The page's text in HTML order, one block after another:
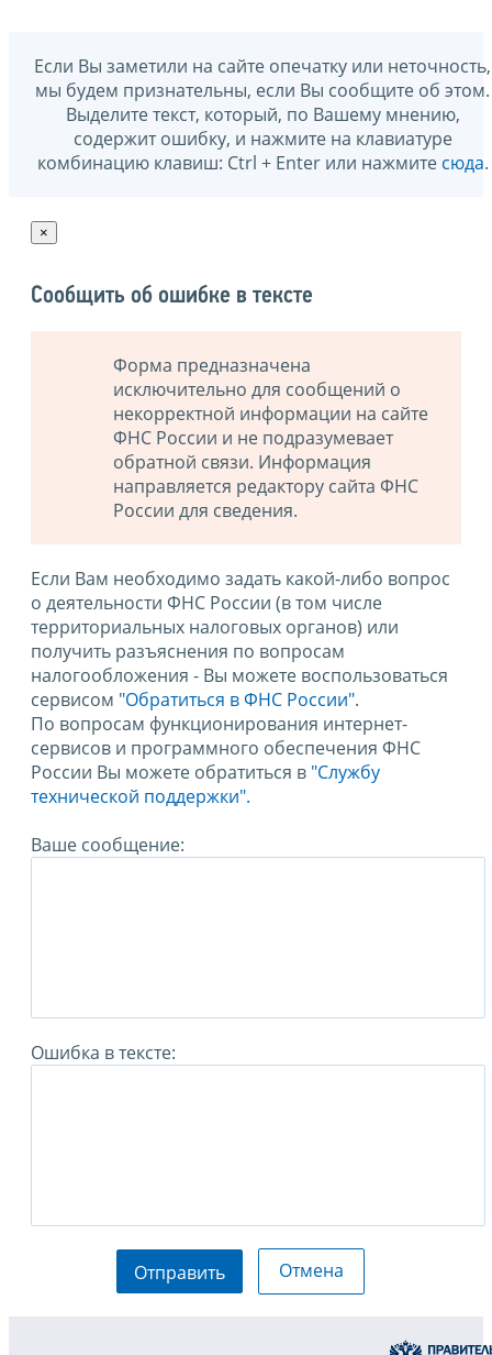
Если Вы заметили на сайте опечатку или неточность,
мы будем признательны, если Вы сообщите об этом.
Выделите текст, который, по Вашему мнению,
содержит ошибку, и нажмите на клавиатуре
комбинацию клавиш: Ctrl + Enter или нажмите сюда.
×
Сообщить об ошибке в тексте
Форма предназначена
исключительно для сообщений о
некорректной информации на сайте
ФНС России и не подразумевает
обратной связи. Информация
направляется редактору сайта ФНС
России для сведения.
Если Вам необходимо задать какой-либо вопрос
о деятельности ФНС России (в том числе
территориальных налоговых органов) или
получить разъяснения по вопросам
налогообложения - Вы можете воспользоваться
сервисом "Обратиться в ФНС России".
По вопросам функционирования интернет-
сервисов и программного обеспечения ФНС
России Вы можете обратиться в "Службу
технической поддержки".
Ваше сообщение:
Ошибка в тексте:
Отправить Отмена